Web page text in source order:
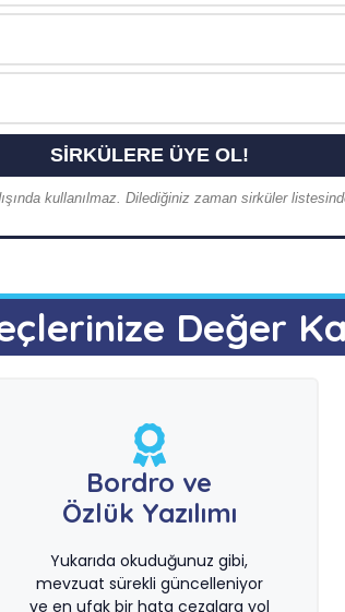
kullanılmaz. Dilediğiniz zaman sirküler
Değer
Bordro ve
Özlük Yazılımı
Yukarıda okuduğunuz gibi,
mevzuat sürekli güncelleniyor
ve en ufak bir hata cezalara yol